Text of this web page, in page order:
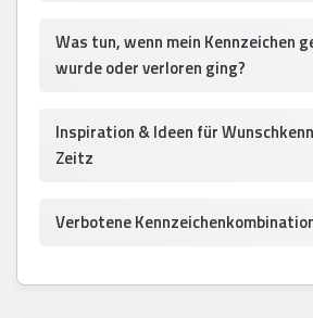
Was tun, wenn mein Kennzeichen
wurde oder verloren ging?
Inspiration & Ideen für
Zeitz
Verbotene